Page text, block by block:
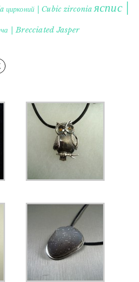
цирконий | Cubic zirconia яспис |
| Brecciated Jasper